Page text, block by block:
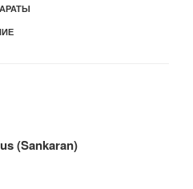
(Sankaran)